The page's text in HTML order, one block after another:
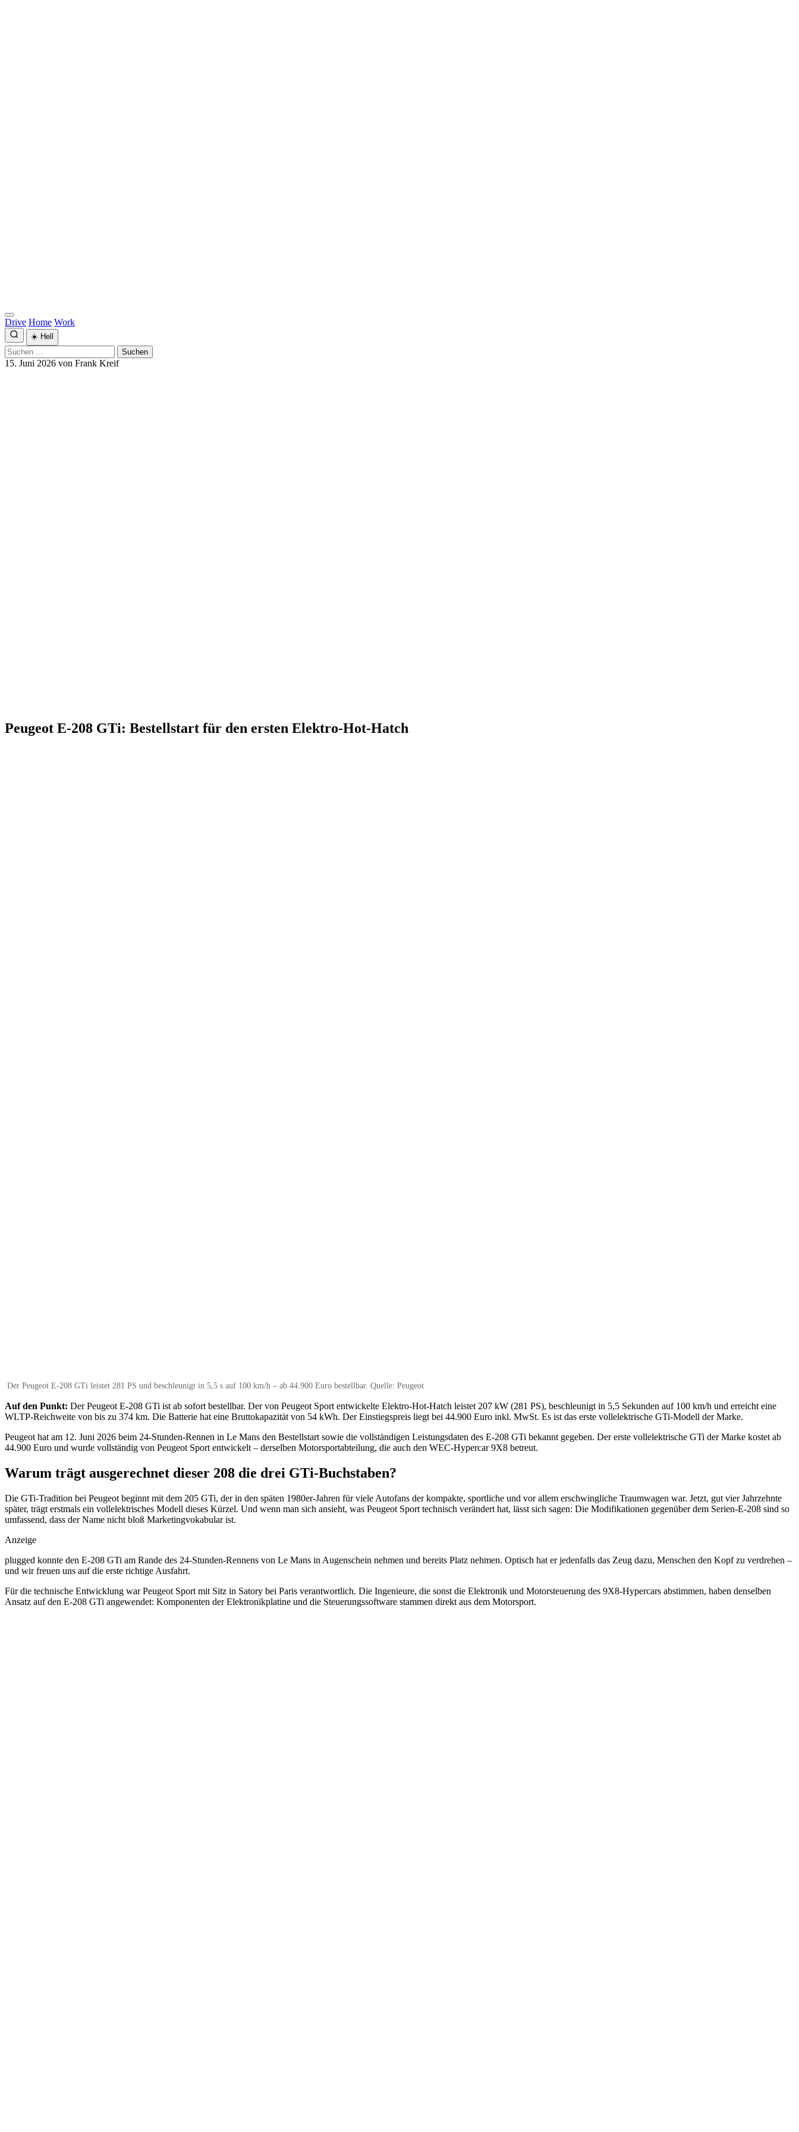
Drive Home Work
☀️ Hell
Suchen
nach:
15. Juni 2026 von Frank Kreif
Peugeot E-208 GTi: Bestellstart für den ersten Elektro-Hot-Hatch
Der Peugeot E-208 GTi leistet 281 PS und beschleunigt in 5,5 s auf 100 km/h – ab 44.900 Euro bestellbar. Quelle: Peugeot
Auf den Punkt: Der Peugeot E-208 GTi ist ab sofort bestellbar. Der von Peugeot Sport entwickelte Elektro-Hot-Hatch leistet 207 kW (281 PS), beschleunigt in 5,5 Sekunden auf 100 km/h und erreicht eine
WLTP-Reichweite von bis zu 374 km. Die Batterie hat eine Bruttokapazität von 54 kWh. Der Einstiegspreis liegt bei 44.900 Euro inkl. MwSt. Es ist das erste vollelektrische GTi-Modell der Marke.
Peugeot hat am 12. Juni 2026 beim 24-Stunden-Rennen in Le Mans den Bestellstart sowie die vollständigen Leistungsdaten des E-208 GTi bekannt gegeben. Der erste vollelektrische GTi der Marke kostet ab
44.900 Euro und wurde vollständig von Peugeot Sport entwickelt – derselben Motorsportabteilung, die auch den WEC-Hypercar 9X8 betreut.
Warum trägt ausgerechnet dieser 208 die drei GTi-Buchstaben?
Die GTi-Tradition bei Peugeot beginnt mit dem 205 GTi, der in den späten 1980er-Jahren für viele Autofans der kompakte, sportliche und vor allem erschwingliche Traumwagen war. Jetzt, gut vier Jahrzehnte
später, trägt erstmals ein vollelektrisches Modell dieses Kürzel. Und wenn man sich ansieht, was Peugeot Sport technisch verändert hat, lässt sich sagen: Die Modifikationen gegenüber dem Serien-E-208 sind so
umfassend, dass der Name nicht bloß Marketingvokabular ist.
Anzeige
plugged konnte den E-208 GTi am Rande des 24-Stunden-Rennens von Le Mans in Augenschein nehmen und bereits Platz nehmen. Optisch hat er jedenfalls das Zeug dazu, Menschen den Kopf zu verdrehen –
und wir freuen uns auf die erste richtige Ausfahrt.
Für die technische Entwicklung war Peugeot Sport mit Sitz in Satory bei Paris verantwortlich. Die Ingenieure, die sonst die Elektronik und Motorsteuerung des 9X8-Hypercars abstimmen, haben denselben
Ansatz auf den E-208 GTi angewendet: Komponenten der Elektronikplatine und die Steuerungssoftware stammen direkt aus dem Motorsport.